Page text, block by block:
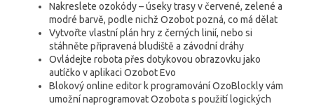
Nakreslete ozokódy – úseky trasy v červené, zelené a
modré barvě, podle nichž Ozobot pozná, co má dělat
Vytvořte vlastní plán hry z černých linií, nebo si
stáhněte připravená bludiště a závodní dráhy
Ovládejte robota přes dotykovou obrazovku jako
autíčko v aplikaci Ozobot Evo
Blokový online editor k programování OzoBlockly vám
umožní naprogramovat Ozobota s použití logických